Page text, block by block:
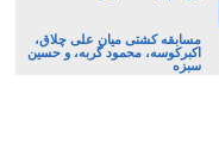
مسابقه کشتی میان علی چلاق،
اکبرکوسه، محمود گربه، و حسین
سبزه